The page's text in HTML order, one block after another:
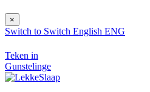
×
Switch to Switch English ENG
Teken in
Gunstelinge